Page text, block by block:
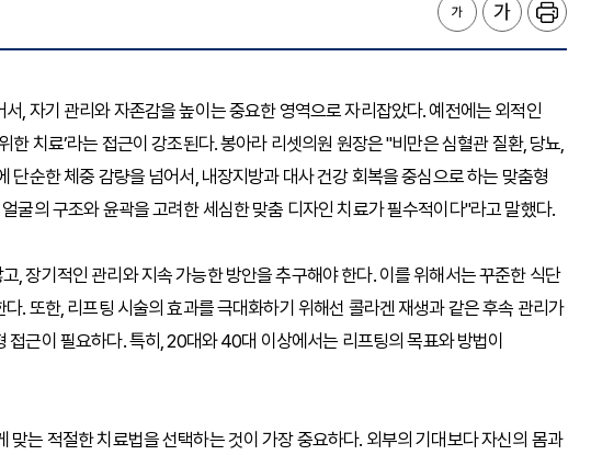
, 자기 관리와 자존감을 높이는 중요한 영역으로 자리잡았다. 예전에는 외적인
한 치료’라는 접근이 강조된다. 봉아라 리셋의원 원장은 "비만은 심혈관 질환, 당뇨,
단순한 체중 감량을 넘어서, 내장지방과 대사 건강 회복을 중심으로 하는 맞춤형
굴의 구조와 윤곽을 고려한 세심한 맞춤 디자인 치료가 필수적이다"라고 말했다.
, 장기적인 관리와 지속 가능한 방안을 추구해야 한다. 이를 위해서는 꾸준한 식단
. 또한, 리프팅 시술의 효과를 극대화하기 위해선 콜라겐 재생과 같은 후속 관리가
근이 필요하다. 특히, 20대와 40대 이상에서는 리프팅의 목표와 방법이
맞는 적절한 치료법을 선택하는 것이 가장 중요하다. 외부의 기대보다 자신의 몸과